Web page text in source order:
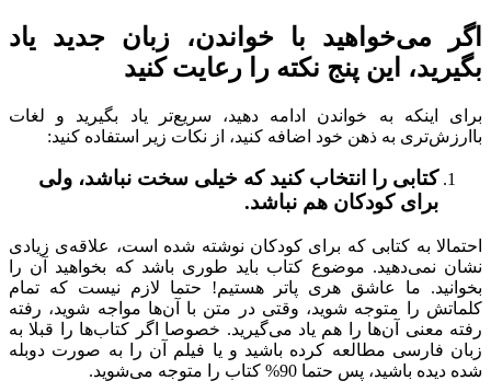
اگر می‌خواهید با خواندن، زبان جدید یاد
بگیرید، این پنج نکته را رعایت کنید
برای اینکه به خواندن ادامه دهید، سریع‌تر یاد بگیرید و لغات
باارزش‌تری به ذهن خود اضافه کنید، از نکات زیر استفاده کنید:
کتابی را انتخاب کنید که خیلی سخت نباشد، ولی
برای کودکان هم نباشد.
احتمالا به کتابی که برای کودکان نوشته شده است، علاقه‌ی زیادی
نشان نمی‌دهید. موضوع کتاب باید طوری باشد که بخواهید آن را
بخوانید. ما عاشق هری پاتر هستیم! حتما لازم نیست که تمام
کلماتش را متوجه شوید، وقتی در متن با آن‌ها مواجه شوید، رفته
رفته معنی آن‌ها را هم یاد می‌گیرید. خصوصا اگر کتاب‌ها را قبلا به
زبان فارسی مطالعه کرده باشید و یا فیلم آن را به صورت دوبله
شده دیده باشید، پس حتما 90% کتاب را متوجه می‌شوید.